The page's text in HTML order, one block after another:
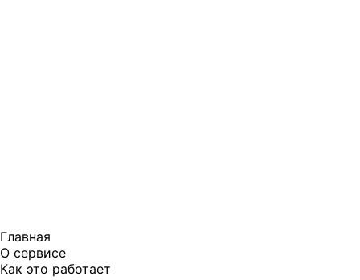
Главная
О сервисе
Как это работает